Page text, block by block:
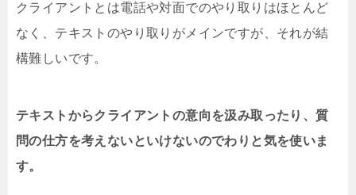
クライアントとは電話や対面でのやり取りはほとんど
なく、テキストのやり取りがメインですが、それが結
構難しいです。
テキストからクライアントの意向を汲み取ったり、質
問の仕方を考えないといけないのでわりと気を使いま
す。